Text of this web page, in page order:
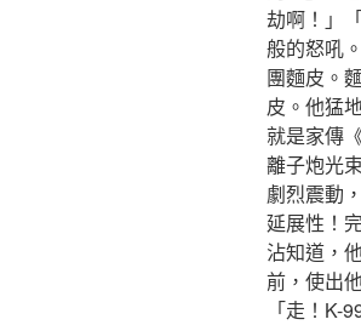
劫啊！」
般的怒吼
團麵皮。
皮。他猛
就是家傳
離子炮光
劇烈震動
延展性！
沾知道，
前，使出
「走！K-